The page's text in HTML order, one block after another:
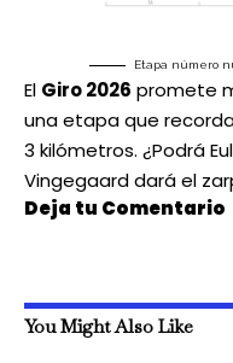
Etapa número
El Giro 2026 promete
una etapa que
3 kilómetros. ¿Podrá
Vingegaard dará el
Deja tu Comentario
You Might Also Like